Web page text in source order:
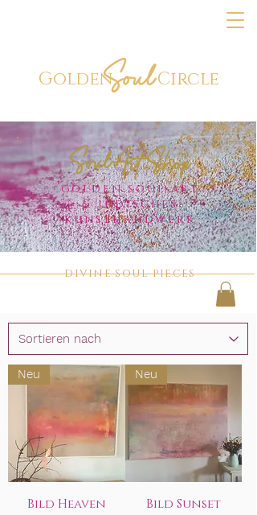
Golden Circle
Soul
SoulArt Shop
golden soul art
&indisches
kunsthandwerk
DIVINE SOUL PIECES
Neu
Bild Heaven
Neu
Bild Sunset